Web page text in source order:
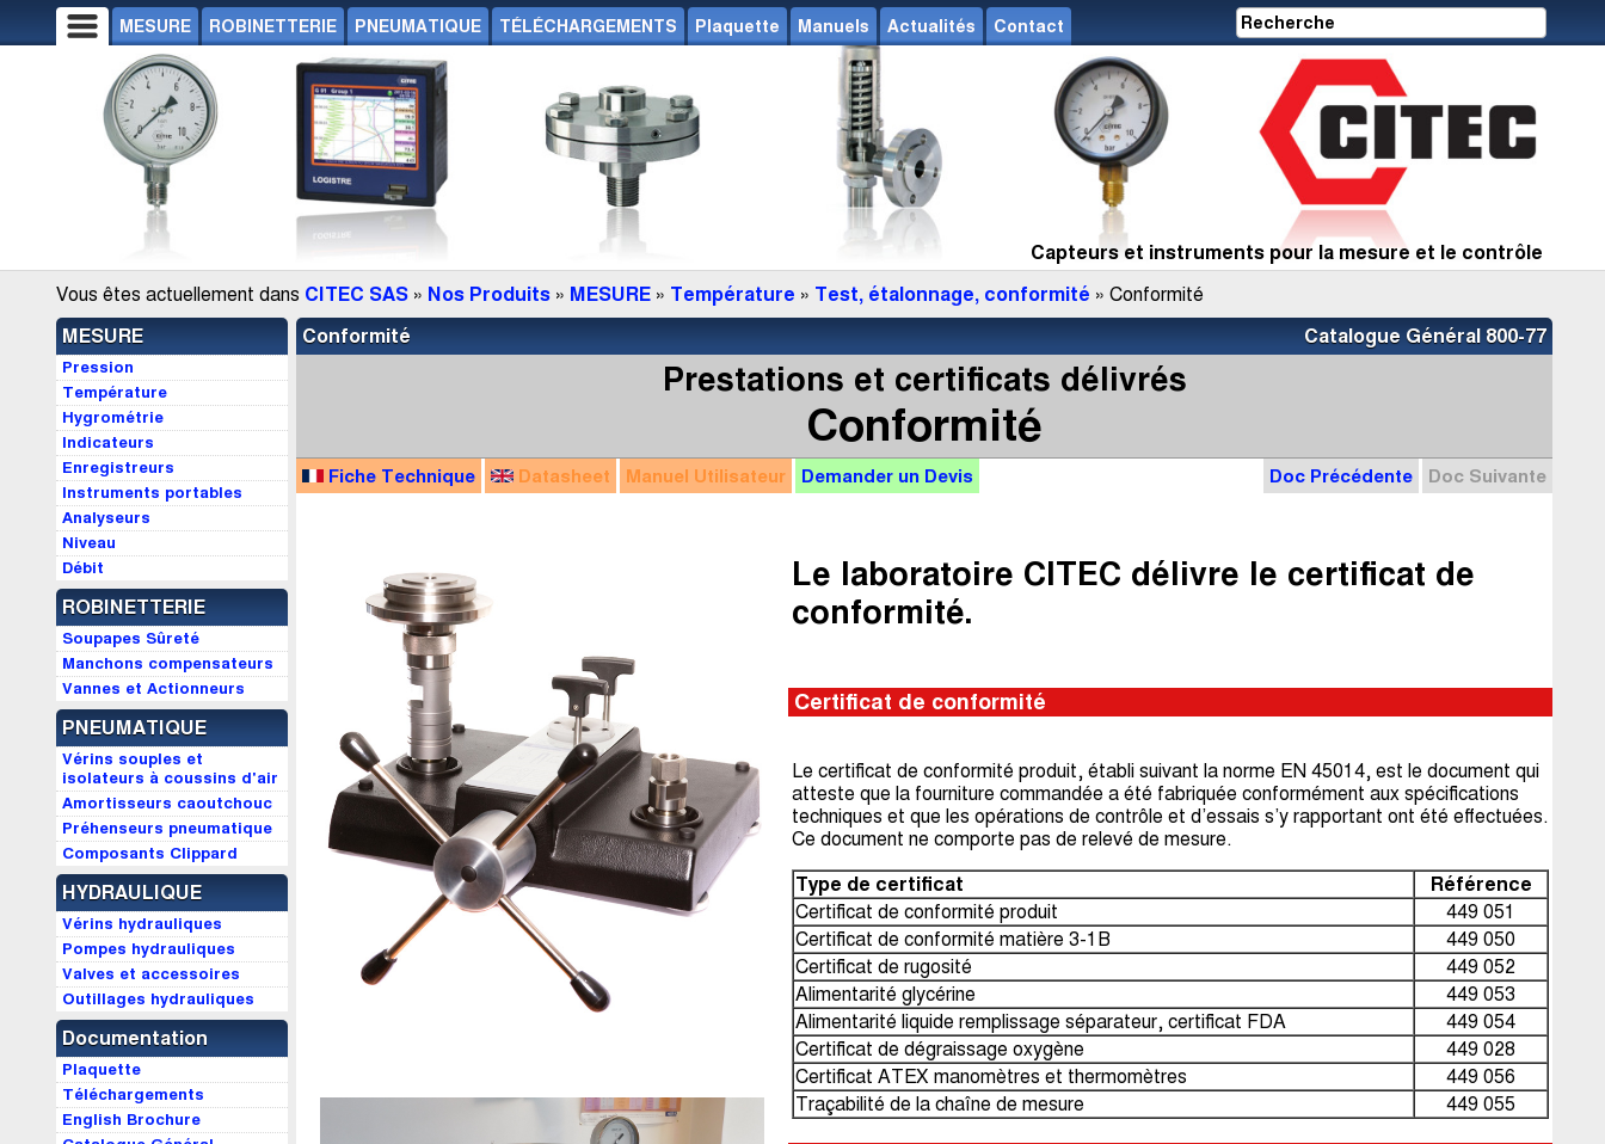
MESURE ROBINETTERIE PNEUMATIQUE TÉLÉCHARGEMENTS Plaquette Manuels Actualités Contact
Capteurs et instruments pour la mesure et le contrôle
Vous êtes actuellement dans CITEC SAS » Nos Produits » MESURE » Température » Test, étalonnage, conformité » Conformité
MESURE
Pression
Température
Hygrométrie
Indicateurs
Enregistreurs
Instruments portables
Analyseurs
Niveau
Débit
ROBINETTERIE
Soupapes Sûreté
Manchons compensateurs
Vannes et Actionneurs
PNEUMATIQUE
Vérins souples et
isolateurs à coussins d'air
Amortisseurs caoutchouc
Préhenseurs pneumatique
Composants Clippard
HYDRAULIQUE
Vérins hydrauliques
Pompes hydrauliques
Valves et accessoires
Outillages hydrauliques
Documentation
Plaquette
Téléchargements
English Brochure
Catalogue Général 800-77
Conformité
Prestations et certificats délivrés
Conformité
Doc Précédente Doc Suivante
Fiche Technique Datasheet Manuel Utilisateur Demander un Devis
Le laboratoire CITEC délivre le certificat de
conformité.
Certificat de conformité
Le certificat de conformité produit, établi suivant la norme EN 45014, est le document qui
atteste que la fourniture commandée a été fabriquée conformément aux spécifications
techniques et que les opérations de contrôle et d’essais s’y rapportant ont été effectuées.
Ce document ne comporte pas de relevé de mesure.
Type de certificat
Référence
Certificat de conformité produit
449 051
Certificat de conformité matière 3-1B
449 050
Certificat de rugosité
449 052
Alimentarité glycérine
449 053
Alimentarité liquide remplissage séparateur, certificat FDA
449 054
Certificat de dégraissage oxygène
449 028
Certificat ATEX manomètres et thermomètres
449 056
Traçabilité de la chaîne de mesure
449 055